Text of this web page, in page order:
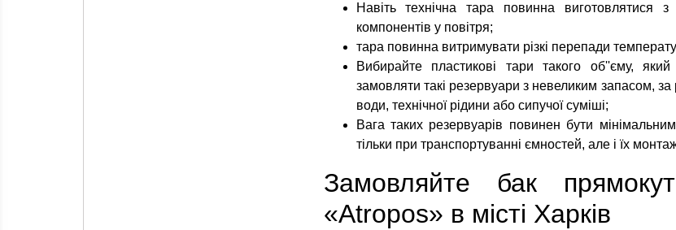
Навіть технічна тара повинна виготовлятися
компонентів у повітря;
тара повинна витримувати різкі перепади
Вибирайте пластикові тари такого об''єму,
замовляти такі резервуари з невеликим запасом,
води, технічної рідини або сипучої суміші;
Вага таких резервуарів повинен бути
тільки при транспортуванні ємностей, але і їх
Замовляйте бак
«Atropos» в місті Харків